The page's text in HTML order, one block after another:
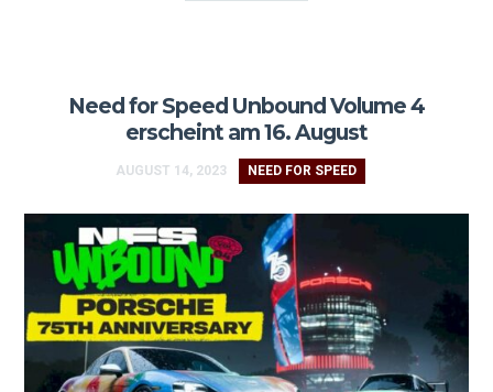
Need for Speed Unbound Volume 4
erscheint am 16. August
AUGUST 14, 2023 NEED FOR SPEED